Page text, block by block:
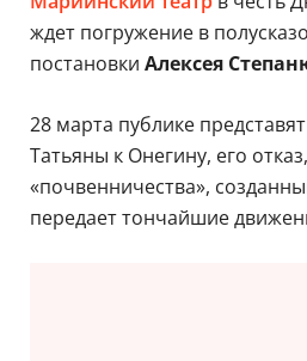
ждет погружение в
постановки Алексея
28 марта публике представят
Татьяны к Онегину, его
«почвенничества»,
передает тончайшие